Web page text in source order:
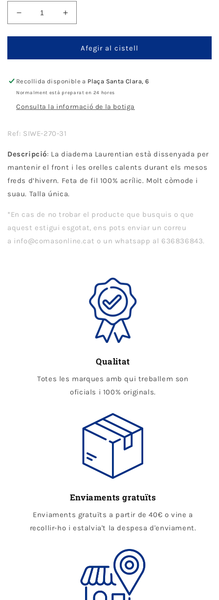
Disminueix
quantitat
per
Laurentian
-
Off
Augmenta
quantitat
per
Sinner
Laurentian
-
Afegir al cistell
Recollida disponible a Plaça Santa Clara, 6
Normalment està preparat en 24 hores
Consulta la informació de la botiga
Ref: SIWE-270-31
Descripció: La diadema Laurentian està dissenyada per
mantenir el front i les orelles calents durant els mesos
freds d’hivern. Feta de fil 100% acrílic. Molt còmode i
suau. Talla única.
*En cas de no trobar el producte que busquis o que
aquest estigui esgotat, ens pots enviar un correu
a info@comasonline.cat o un whatsapp al 636836843.
Qualitat
Totes les marques amb qui treballem son
oficials i 100% originals.
Enviaments gratuïts
Enviaments gratuïts a partir de 40€ o vine a
recollir-ho i estalvia't la despesa d'enviament.